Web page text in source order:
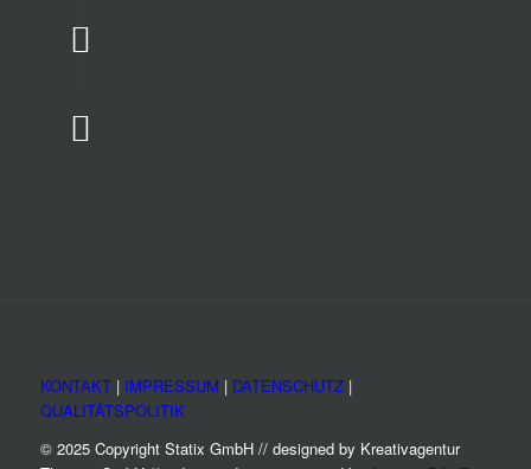
KONTAKT| IMPRESSUM | DATENSCHUTZ|
QUALITÄTSPOLITIK
© 2025 Copyright Statix GmbH // designed by Kreativagentur